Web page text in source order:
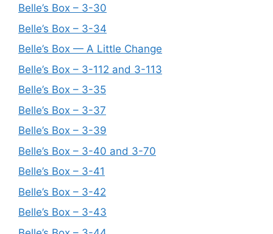
Belle’s Box – 3-30
Belle’s Box – 3-34
Belle’s Box — A Little Change
Belle’s Box – 3-112 and 3-113
Belle’s Box – 3-35
Belle’s Box – 3-37
Belle’s Box – 3-39
Belle’s Box – 3-40 and 3-70
Belle’s Box – 3-41
Belle’s Box – 3-42
Belle’s Box – 3-43